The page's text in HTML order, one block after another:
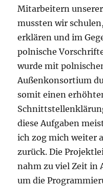
Mitarbeitern
mussten wir
erklären und im
polnische
wurde mit
Außenkonsortium
somit einen
diese Aufgaben
ich zog mich weiter
zurück. Die
nahm zu viel Zeit in
um die